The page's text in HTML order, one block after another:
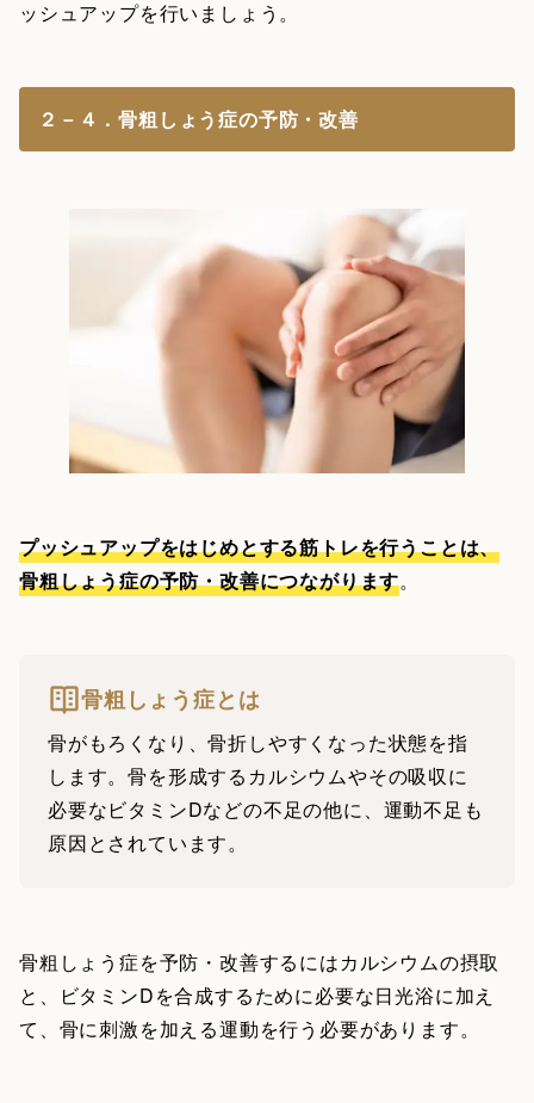
ッシュアップを行いましょう。
２－４．骨粗しょう症の予防・改善
プッシュアップをはじめとする筋トレを行うことは、
骨粗しょう症の予防・改善につながります。
骨粗しょう症とは
骨がもろくなり、骨折しやすくなった状態を指
します。骨を形成するカルシウムやその吸収に
必要なビタミンDなどの不足の他に、運動不足も
原因とされています。
骨粗しょう症を予防・改善するにはカルシウムの摂取
と、ビタミンDを合成するために必要な日光浴に加え
て、骨に刺激を加える運動を行う必要があります。